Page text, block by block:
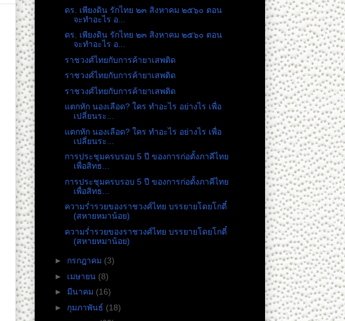
ดร. เพียงดิน รักไทย ๒๓ สิงหาคม ๒๕๖๐ ตอน
จะทำอะไร อ...
ดร. เพียงดิน รักไทย ๒๓ สิงหาคม ๒๕๖๐ ตอน
จะทำอะไร อ...
ราชวงศ์ไทยกับการค้ายาเสพติด
ราชวงศ์ไทยกับการค้ายาเสพติด
ราชวงศ์ไทยกับการค้ายาเสพติด
แตกหัก นองเลือด? ใคร ทำอะไร อย่างไร เพื่อ
เปลี่ยนระ...
แตกหัก นองเลือด? ใคร ทำอะไร อย่างไร เพื่อ
เปลี่ยนระ...
การประชุมครบรอบ 5 ปี ของการก่อตั้งภาคีไทย
เพื่อสิทธ...
การประชุมครบรอบ 5 ปี ของการก่อตั้งภาคีไทย
เพื่อสิทธ...
ความร่ำรวยของราชวงศ์ไทย บรรยายโดยโกตี๋
(สหายหมาน้อย)
ความร่ำรวยของราชวงศ์ไทย บรรยายโดยโกตี๋
(สหายหมาน้อย)
► กรกฎาคม (3)
► เมษายน (8)
► มีนาคม (16)
► กุมภาพันธ์ (18)